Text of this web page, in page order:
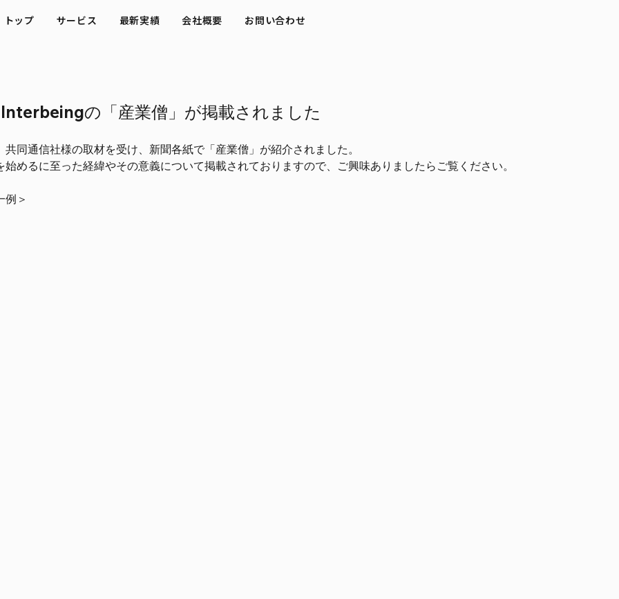
トップ サービス 最新実績 会社概要 お問い合わせ
の「産業僧」が掲載されました
共同通信社様の取材を受け、新聞各紙で「産業僧」が紹介されました。
始めるに至った経緯やその意義について掲載されておりますので、ご興味ありましたらご覧ください。
例＞